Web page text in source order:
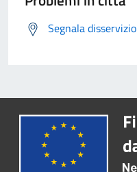
Segnala disservizio